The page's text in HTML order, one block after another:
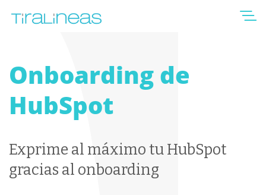
Onboarding de
HubSpot
Exprime al máximo tu HubSpot
gracias al onboarding